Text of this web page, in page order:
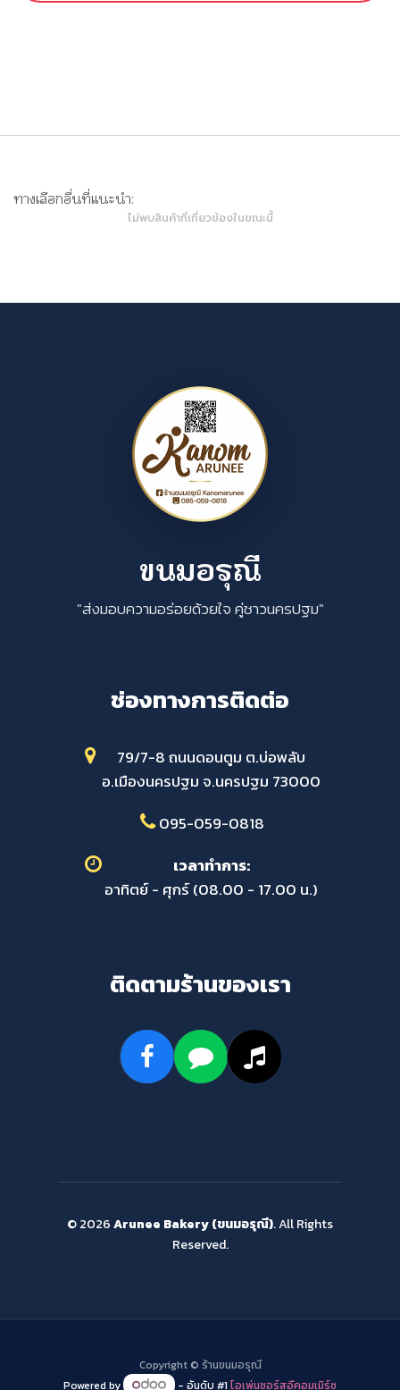
ทางเลือกอื่นที่แนะนำ:
ไม่พบสินค้าที่เกี่ยวข้องในขณะนี้
ขนมอรุณี
"ส่งมอบความอร่อยด้วยใจ คู่ชาวนครปฐม"
ช่องทางการติดต่อ
79/7-8 ถนนดอนตูม ต.บ่อพลับ
อ.เมืองนครปฐม จ.นครปฐม 73000
095-059-0818
เวลาทำการ:
อาทิตย์ - ศุกร์ (08.00 - 17.00 น.)
ติดตามร้านของเรา
© 2026Arunee Bakery (ขนมอรุณี). All Rights
Reserved.
Copyright © ร้านขนมอรุณี
Powered by
- อันดับ #1 โอเพ่นซอร์สอีคอมเมิร์ซ